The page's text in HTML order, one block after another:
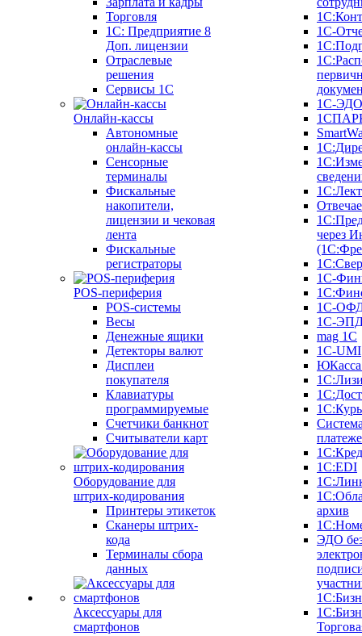
Торговля
1C: Предприятие 8
Доп. лицензии
Отраслевые
решения
Сервисы 1С
Онлайн-кассы
Автономные
онлайн-кассы
Сенсорные
терминалы
Фискальные
накопители,
лицензии и чековая
лента
Фискальные
регистраторы
POS-периферия
POS-системы
Весы
Денежные ящики
Детекторы валют
Дисплеи
покупателя
Клавиатуры
программируемые
Счетчики банкнот
Считыватели карт
Оборудование для
штрих-кодирования
Принтеры этикеток
Сканеры штрих-
кода
Терминалы сбора
данных
Аксессуары для
смартфонов
1С-
1С-ЭДО
через
1С-
1С-
1С-
mag 1C
1C-UMI
1С:EDI
архив
ЭДО